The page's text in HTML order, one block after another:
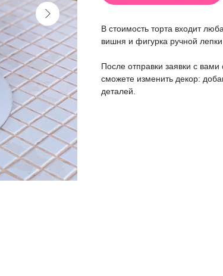
В стоимость торта входит
вишня и фигурка ручной
После отправки заявки с
сможете изменить декор:
деталей.